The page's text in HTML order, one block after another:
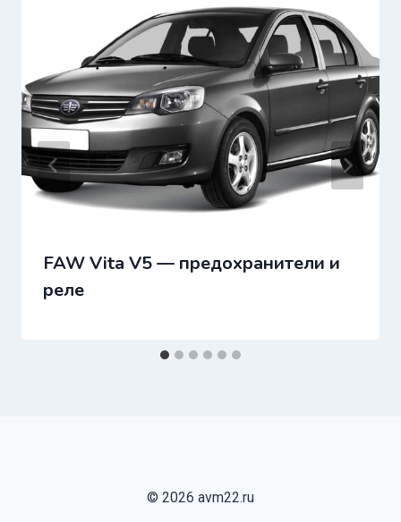
FAW Vita V5 — предохранители и
реле
© 2026 avm22.ru